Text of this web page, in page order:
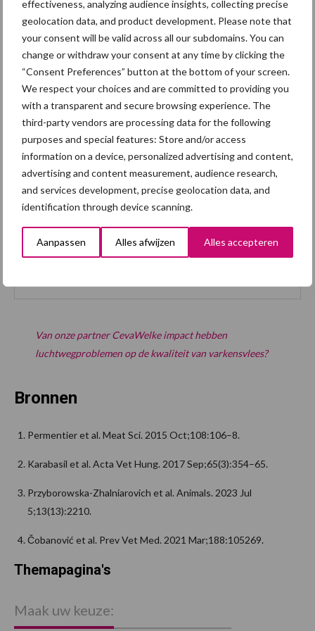
effectiveness, analyzing audience insights, collecting precise
geolocation data, and product development. Please note that
your consent will be valid across all our subdomains. You can
change or withdraw your consent at any time by clicking the
“Consent Preferences” button at the bottom of your screen.
We respect your choices and are committed to providing you
with a transparent and secure browsing experience. The
third-party vendors are processing data for the following
purposes and special features: Store and/or access
information on a device, personalized advertising and content,
advertising and content measurement, audience research,
and services development, precise geolocation data, and
identification through device scanning.
Aanpassen Alles afwijzen Alles accepteren
Van onze partner CevaWelke impact hebben
luchtwegproblemen op de kwaliteit van varkensvlees?
Bronnen
Permentier et al. Meat Sci. 2015 Oct;108:106–8.
Karabasil et al. Acta Vet Hung. 2017 Sep;65(3):354–65.
Przyborowska-Zhalniarovich et al. Animals. 2023 Jul
5;13(13):2210.
Čobanović et al. Prev Vet Med. 2021 Mar;188:105269.
Themapagina's
Maak uw keuze: